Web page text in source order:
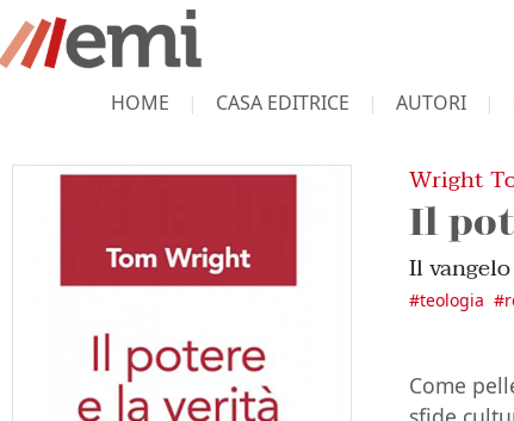
HOME CASA EDITRICE AUTORI
Wright
Il
Il
#teologia #
Come